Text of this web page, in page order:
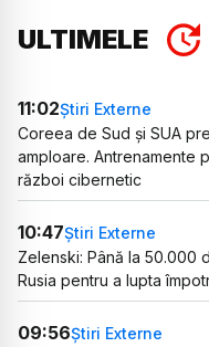
ULTIMELE
11:02Știri Externe
Coreea de Sud și SUA
amploare. Antrenamente
război cibernetic
10:47Știri Externe
Zelenski: Până la 50.000
Rusia pentru a lupta
09:56Știri Externe